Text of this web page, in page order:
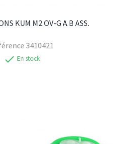
KUM M2 OV-G A.B ASS.
3410421
check En stock